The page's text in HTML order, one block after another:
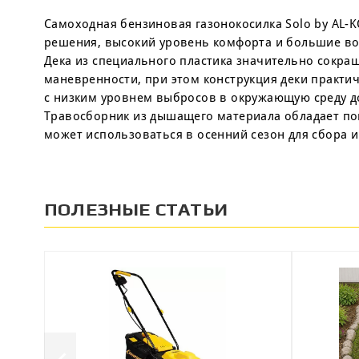
Самоходная бензиновая газонокосилка Solo by
решения, высокий уровень комфорта и большие
Дека из специального пластика значительно
маневренности, при этом конструкция деки
с низким уровнем выбросов в окружающую среду
Травосборник из дышащего материала обладает
может использоваться в осенний сезон для
ПОЛЕЗНЫЕ СТАТЬИ